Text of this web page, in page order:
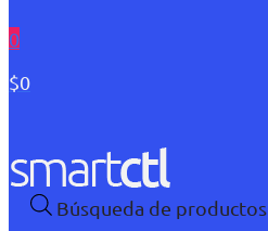
0
$0
Búsqueda de productos